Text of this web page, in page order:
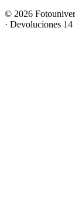
© 2026
· Devoluciones 14